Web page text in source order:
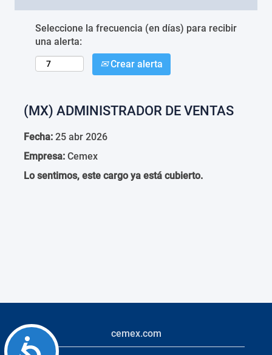
Accessibility
Seleccione la frecuencia (en días) para recibir
una alerta:
Crear alerta
(MX) ADMINISTRADOR DE VENTAS
Fecha: 25 abr 2026
Empresa: Cemex
Lo sentimos, este cargo ya está cubierto.
cemex.com